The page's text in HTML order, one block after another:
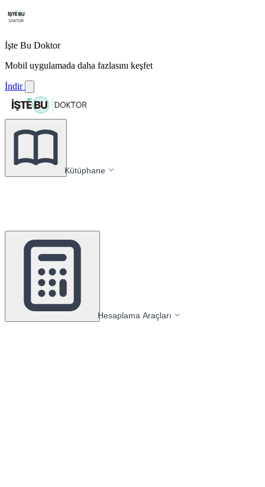
İşte Bu Doktor
Mobil uygulamada daha fazlasını keşfet
İndir
Kütüphane
Hesaplama Araçları